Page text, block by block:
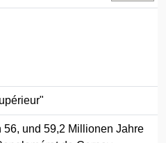
56, und 59,2 Millionen Jahre